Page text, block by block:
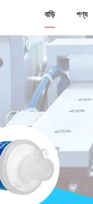
বাড়ি পণ্য